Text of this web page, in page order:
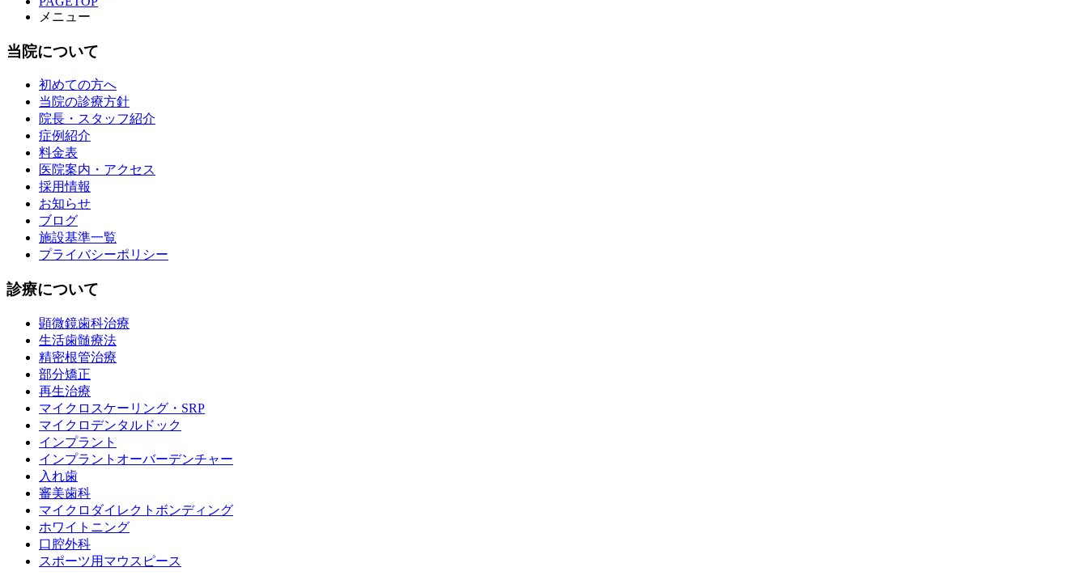
メニュー
当院について
初めての方へ
当院の診療方針
院長・スタッフ紹介
症例紹介
料金表
医院案内・アクセス
採用情報
お知らせ
ブログ
施設基準一覧
プライバシーポリシー
診療について
顕微鏡歯科治療
生活歯髄療法
精密根管治療
部分矯正
再生治療
マイクロスケーリング・SRP
マイクロデンタルドック
インプラント
インプラントオーバーデンチャー
入れ歯
審美歯科
マイクロダイレクトボンディング
ホワイトニング
口腔外科
スポーツ用マウスピース